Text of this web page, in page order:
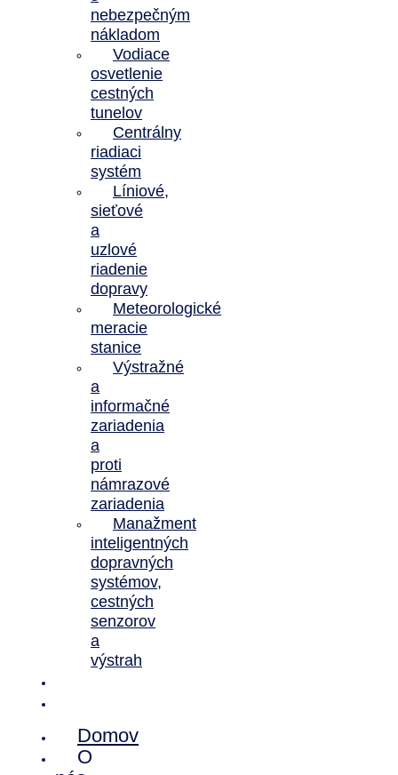
nebezpečným
nákladom
Vodiace
osvetlenie
cestných
tunelov
Centrálny
riadiaci
systém
Líniové,
sieťové
a
uzlové
riadenie
dopravy
Meteorologické
meracie
stanice
Výstražné
a
informačné
zariadenia
a
proti
námrazové
zariadenia
Manažment
inteligentných
dopravných
systémov,
cestných
senzorov
a
výstrah
Domov
O